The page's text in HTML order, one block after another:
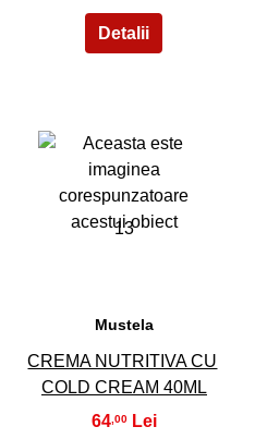
13
Mustela
CREMA NUTRITIVA CU
COLD CREAM 40ML
64 ,00